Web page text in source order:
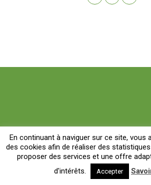
En continuant à naviguer sur ce site, vous
des cookies afin de réaliser des statistiques
proposer des services et une offre
d'intérêts.
Accepter